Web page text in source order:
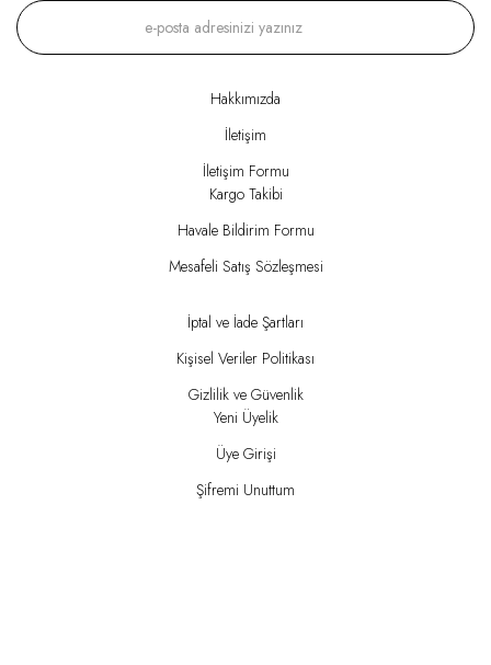
Hakkımızda
İletişim
İletişim Formu
Kargo Takibi
Havale Bildirim Formu
Mesafeli Satış Sözleşmesi
İptal ve İade Şartları
Kişisel Veriler Politikası
Gizlilik ve Güvenlik
Yeni Üyelik
Üye Girişi
Şifremi Unuttum